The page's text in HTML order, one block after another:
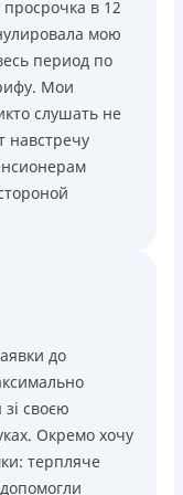
в день для
дней (после
ИНН, номер
сразу после
о предоставлении
клиентам на
лояльности
клиентов
Telegram,
в 12
мою
период по
Мои
слушать не
навстречу
до
своєю
Окремо хочу
терпляче